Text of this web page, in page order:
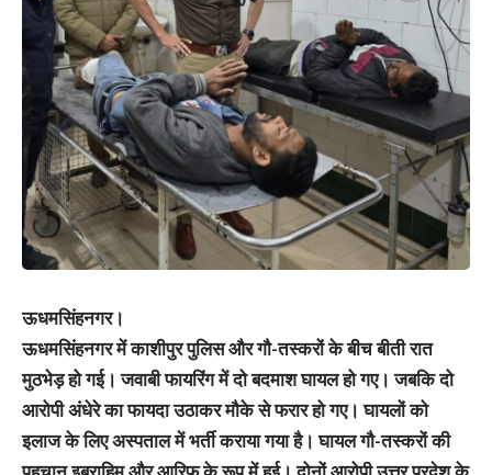
ऊधमसिंहनगर।
ऊधमसिंहनगर में काशीपुर पुलिस और गौ-तस्करों के बीच बीती रात
मुठभेड़ हो गई। जवाबी फायरिंग में दो बदमाश घायल हो गए। जबकि दो
आरोपी अंधेरे का फायदा उठाकर मौके से फरार हो गए। घायलों को
इलाज के लिए अस्पताल में भर्ती कराया गया है। घायल गौ-तस्करों की